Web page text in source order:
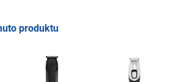
produktu